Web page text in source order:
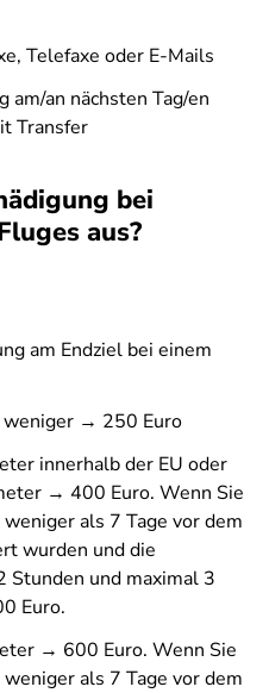
Telefaxe oder E-Mails
an nächsten Tag/en
Transfer
bei
aus?
am Endziel bei einem
→ 250 Euro
innerhalb der EU oder
→ 400 Euro. Wenn Sie
als 7 Tage vor dem
wurden und die
Stunden und maximal 3
Euro.
→ 600 Euro. Wenn Sie
als 7 Tage vor dem